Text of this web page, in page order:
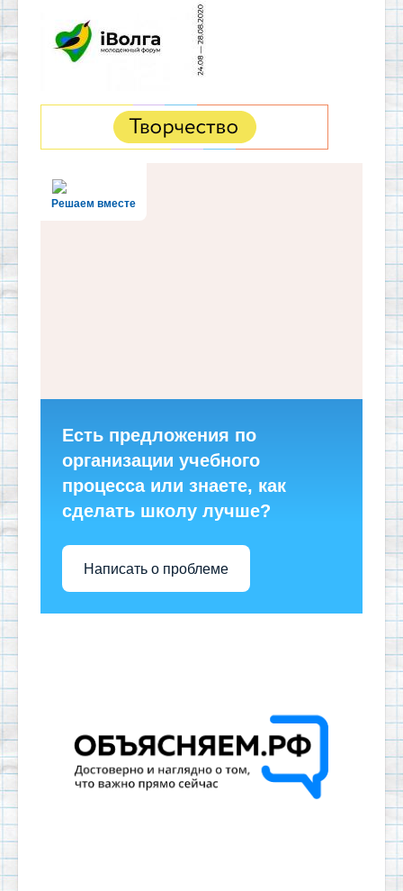
Решаем вместе
Есть предложения по
организации учебного
процесса или знаете, как
сделать школу лучше?
Написать о проблеме